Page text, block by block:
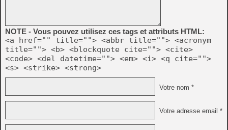
NOTE - Vous pouvez utilisez ces tags et attributs HTML:
<a href="" title=""> <abbr title=""> <acronym
title=""> <b> <blockquote cite=""> <cite>
<code> <del datetime=""> <em> <i> <q cite="">
<s> <strike> <strong>
Votre nom *
Votre adresse email *